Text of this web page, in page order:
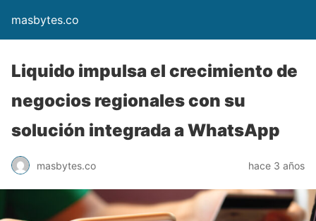
masbytes.co
Liquido impulsa el crecimiento de
negocios regionales con su
solución integrada a WhatsApp
masbytes.co hace 3 años